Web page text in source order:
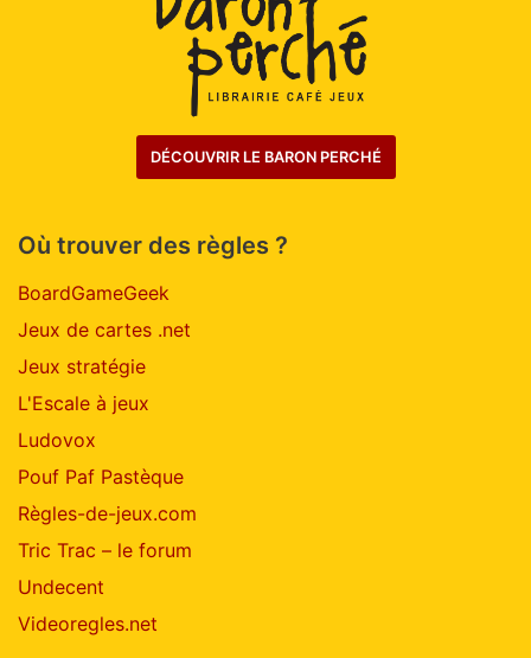
DÉCOUVRIR LE BARON PERCHÉ
Où trouver des règles ?
BoardGameGeek
Jeux de cartes .net
Jeux stratégie
L'Escale à jeux
Ludovox
Pouf Paf Pastèque
Règles-de-jeux.com
Tric Trac – le forum
Undecent
Videoregles.net